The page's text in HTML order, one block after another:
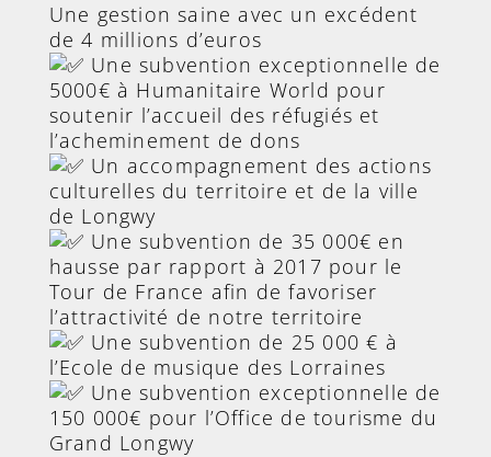
Une gestion saine avec un excédent
de 4 millions d’euros
Une subvention exceptionnelle de
5000€ à Humanitaire World pour
soutenir l’accueil des réfugiés et
l’acheminement de dons
Un accompagnement des actions
culturelles du territoire et de la ville
de Longwy
Une subvention de 35 000€ en
hausse par rapport à 2017 pour le
Tour de France afin de favoriser
l’attractivité de notre territoire
Une subvention de 25 000 € à
l’Ecole de musique des Lorraines
Une subvention exceptionnelle de
150 000€ pour l’Office de tourisme du
Grand Longwy